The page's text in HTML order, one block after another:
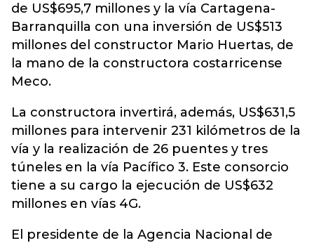
de US$695,7 millones y la vía Cartagena-
Barranquilla con una inversión de US$513
millones del constructor Mario Huertas, de
la mano de la constructora costarricense
Meco.
La constructora invertirá, además, US$631,5
millones para intervenir 231 kilómetros de la
vía y la realización de 26 puentes y tres
túneles en la vía Pacífico 3. Este consorcio
tiene a su cargo la ejecución de US$632
millones en vías 4G.
El presidente de la Agencia Nacional de